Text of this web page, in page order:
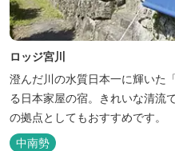
ロッジ宮川
澄んだ川の水質日本一に輝いた
る日本家屋の宿。きれいな清流
の拠点としてもおすすめです。
中南勢